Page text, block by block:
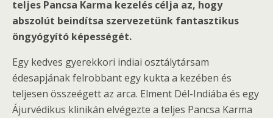
teljes Pancsa Karma kezelés célja az, hogy
abszolút beindítsa szervezetünk fantasztikus
öngyógyító képességét.
Egy kedves gyerekkori indiai osztálytársam
édesapjának felrobbant egy kukta a kezében és
teljesen összeégett az arca. Elment Dél-Indiába és egy
Ájurvédikus klinikán elvégezte a teljes Pancsa Karma